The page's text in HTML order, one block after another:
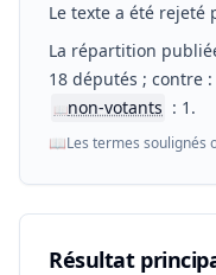
Le texte a été rejeté
La répartition
18 députés ; contre :
📖non-votants : 1.
📖Les termes soulignés
Résultat